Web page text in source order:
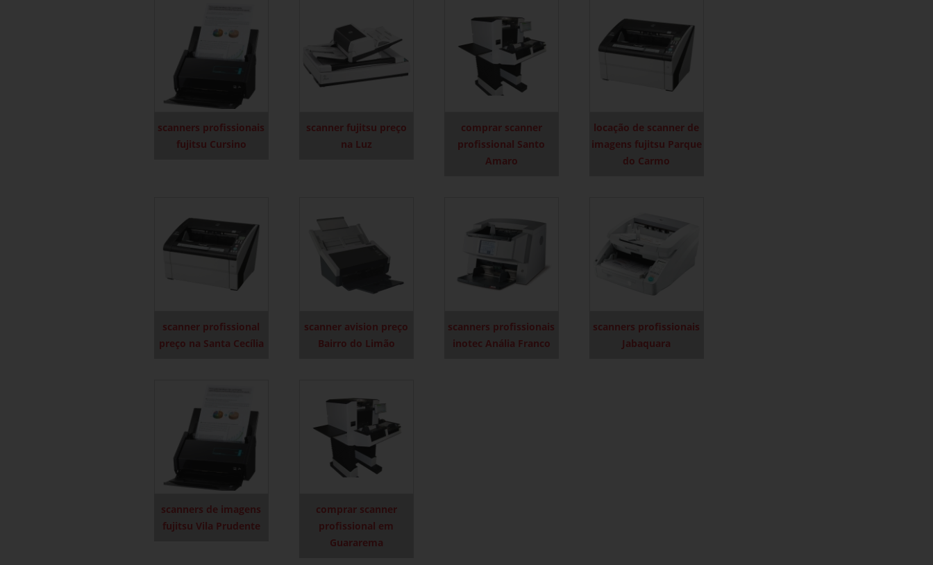
scanners profissionais
fujitsu Cursino
scanner fujitsu preço
na Luz
comprar scanner
profissional Santo
Amaro
locação de scanner de
imagens fujitsu Parque
do Carmo
scanner profissional
preço na Santa Cecília
scanner avision preço
Bairro do Limão
scanners profissionais
inotec Anália Franco
scanners profissionais
Jabaquara
scanners de imagens
fujitsu Vila Prudente
comprar scanner
profissional em
Guararema